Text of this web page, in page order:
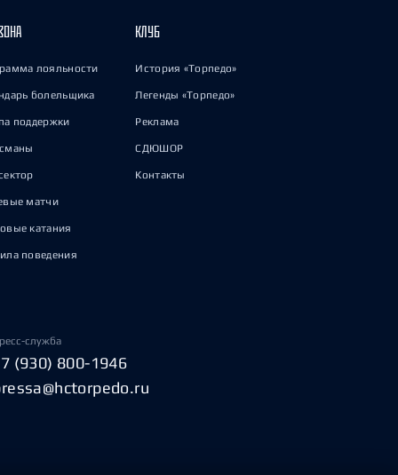
лояльности
болельщика
поддержки
матчи
катания
поведения
КЛУБ
История «Торпедо»
Легенды «Торпедо»
Реклама
СДЮШОР
Контакты
служба
(930) 800-1946